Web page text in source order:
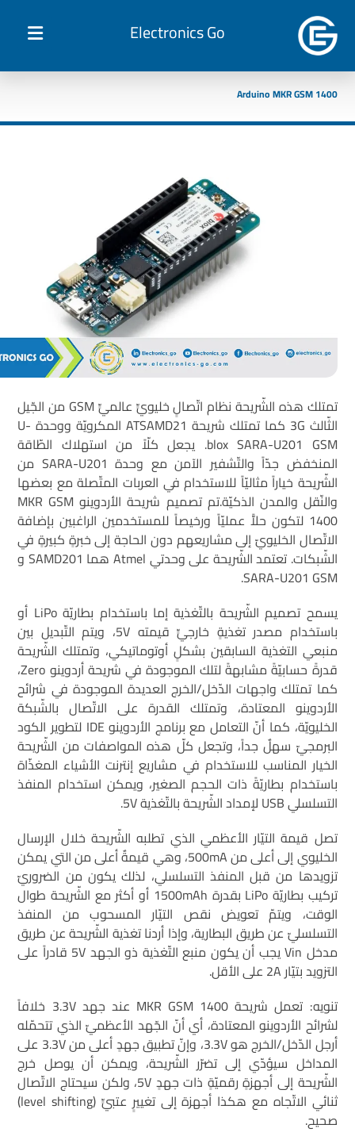
Electronics Go
Arduino MKR GSM 1400
تمتلك هذه الشّريحة نظام اتّصالٍ خليويٍّ عالميٍّ GSM من الجّيل
الثّالث 3G كما تمتلك شريحة ATSAMD21 المكرويّة ووحدة U-
blox SARA-U201 GSM. يجعل كلّاً من استهلاك الطّاقة
المنخفض جدّاً والتّشفير الآمن مع وحدة SARA-U201 من
الشّريحة خياراً مثاليّاً للاستخدام في العربات المتّصلة مع بعضها
والنّقل والمدن الذكيّة.تم تصميم شريحة الأردوينو MKR GSM
1400 لتكون حلاًّ عمليّاً ورخيصاً للمستخدمين الراغبين بإضافة
الاتّصال الخليويّ إلى مشاريعهم دون الحاجة إلى خبرةٍ كبيرةٍ في
الشّبكات. تعتمد الشّريحة على وحدتي Atmel هما SAMD201 و
SARA-U201 GSM.
يسمح تصميم الشّريحة بالتّغذية إما باستخدام بطاريّة LiPo أو
باستخدام مصدر تغذيةٍ خارجيٍّ قيمته 5V، ويتم التّبديل بين
منبعي التغذية السابقين بشكلٍ أوتوماتيكي، وتمتلك الشّريحة
قدرةً حسابيّةً مشابهةً لتلك الموجودة في شريحة أردوينو Zero،
كما تمتلك واجهات الدّخل/الخرج العديدة الموجودة في شرائح
الأردوينو المعتادة، وتمتلك القدرة على الاتّصال بالشّبكة
الخليويّة، كما أنّ التعامل مع برنامج الأردوينو IDE لتطوير الكود
البرمجيّ سهلٌ جداً، وتجعل كلّ هذه المواصفات من الشّريحة
الخيار المناسب للاستخدام في مشاريع إنترنت الأشياء المغذّاة
باستخدام بطاريّةً ذات الحجم الصغير، ويمكن استخدام المنفذ
التسلسلي USB لإمداد الشّريحة بالتّغذية 5V.
تصل قيمة التيّار الأعظمي الذي تطلبه الشّريحة خلال الإرسال
الخليوي إلى أعلى من 500mA، وهي قيمةٌ أعلى من التي يمكن
تزويدها من قبل المنفذ التسلسلي، لذلك يكون من الضروريّ
تركيب بطاريّة LiPo بقدرة 1500mAh أو أكثر مع الشّريحة طوال
الوقت، ويتمّ تعويض نقص التيّار المسحوب من المنفذ
التسلسليّ عن طريق البطارية، وإذا أردنا تغذية الشّريحة عن طريق
مدخل Vin يجب أن يكون منبع التّغذية ذو الجهد 5V قادراً على
التزويد بتيّار 2A على الأقل.
تنويه: تعمل شريحة MKR GSM 1400 عند جهد 3.3V خلافاً
لشرائح الأردوينو المعتادة، أي أنّ الجّهد الأعظميّ الذي تتحمّله
أرجل الدّخل/الخرج هو 3.3V، وإنّ تطبيق جهدٍ أعلى من 3.3V على
المداخل سيؤدّي إلى تضرّر الشّريحة، ويمكن أن يوصل خرج
الشّريحة إلى أجهزةٍ رقميّةٍ ذات جهدٍ 5V، ولكن سيحتاج الاتّصال
ثنائي الاتّجاه مع هكذا أجهزة إلى تغييرٍ عتبيٍّ (level shifting)
صحيح.